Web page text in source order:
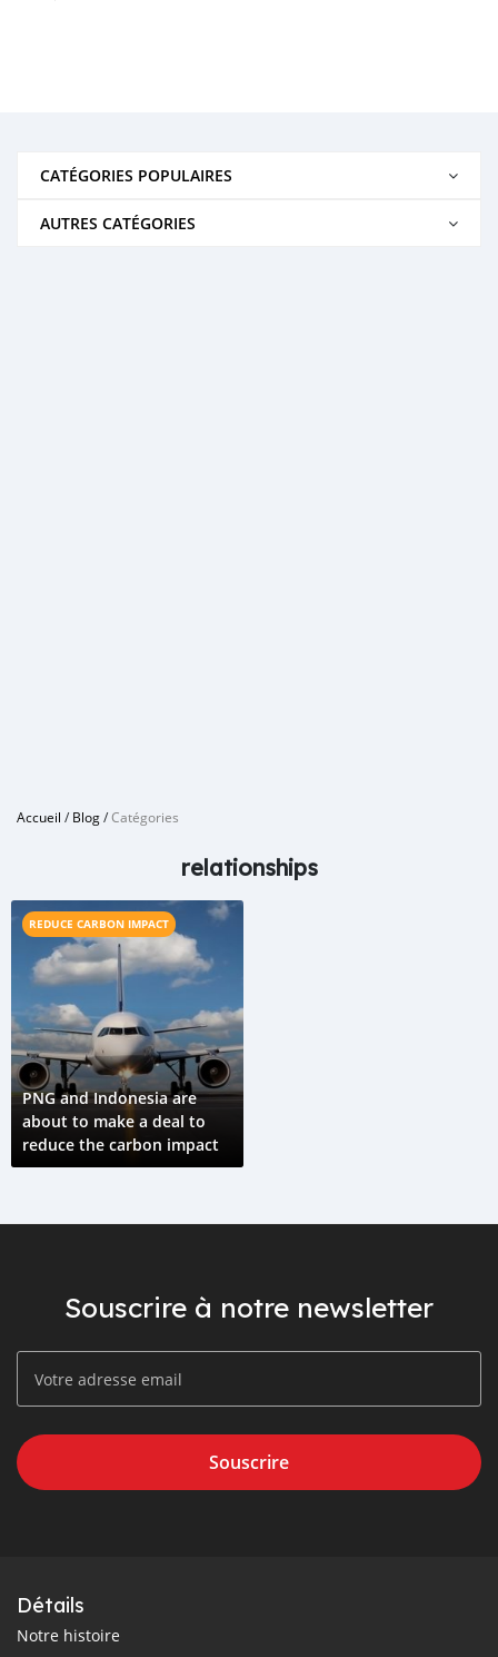
CATÉGORIES POPULAIRES
AUTRES CATÉGORIES
Accueil /Blog/Catégories
relationships
REDUCE CARBON IMPACT
PNG and Indonesia are
about to make a deal to
reduce the carbon impact
Souscrire à notre newsletter
Souscrire
Détails
Notre histoire